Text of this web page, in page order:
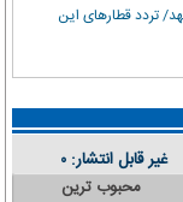
تردد قطارهای این
غیر قابل انتشار: ۰
محبوب ترین